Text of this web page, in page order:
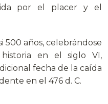
por el placer y el
500 años, celebrándose
en el siglo VI,
fecha de la caída
en el 476 d. C.